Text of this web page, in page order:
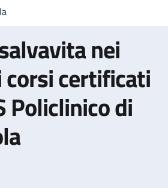
nei
certificati
Policlinico di